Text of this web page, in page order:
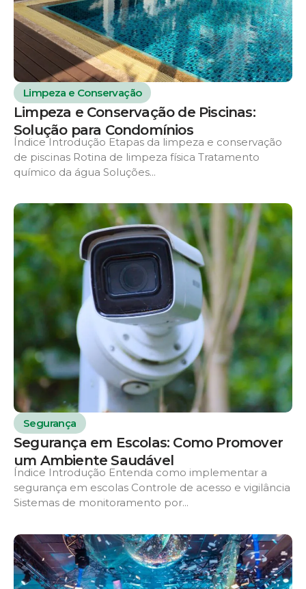
Limpeza e Conservação
Limpeza e Conservação de Piscinas:
Solução para Condomínios
Índice Introdução Etapas da limpeza e conservação
de piscinas Rotina de limpeza física Tratamento
químico da água Soluções...
Segurança
Segurança em Escolas: Como Promover
um Ambiente Saudável
Índice Introdução Entenda como implementar a
segurança em escolas Controle de acesso e vigilância
Sistemas de monitoramento por...